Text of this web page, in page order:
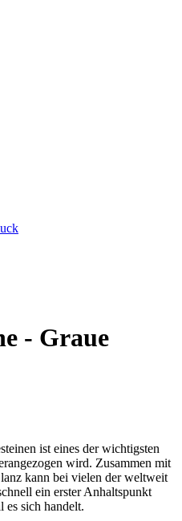
- Graue
ist eines der wichtigsten
wird. Zusammen mit
kann bei vielen der weltweit
ein erster Anhaltspunkt
es sich handelt.